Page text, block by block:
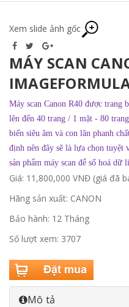
Xem slide ảnh gốc
MÁY SCAN
Máy scan Canon R40 được trang
lên đến 40 trang / 1 mặt - 80
biến siêu âm và con lăn phanh
định nên đây sẽ là lựa chọn tuyệt
sản phẩm máy scan để số hoá dữ
Giá: 11,800,000 VNĐ (giá đã
Hãng sản xuất: CANON
Bảo hành: 12 Tháng
Số lượt xem: 3707
Mô tả